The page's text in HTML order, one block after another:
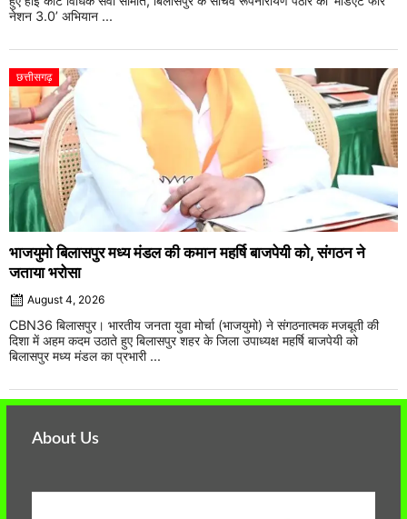
नेशन 3.0’ अभियान ...
छत्तीसगढ़
भाजयुमो बिलासपुर मध्य मंडल की कमान महर्षि बाजपेयी को, संगठन ने
जताया भरोसा
August 4, 2026
CBN36 बिलासपुर। भारतीय जनता युवा मोर्चा (भाजयुमो) ने संगठनात्मक मजबूती की
दिशा में अहम कदम उठाते हुए बिलासपुर शहर के जिला उपाध्यक्ष महर्षि बाजपेयी को
बिलासपुर मध्य मंडल का प्रभारी ...
About Us